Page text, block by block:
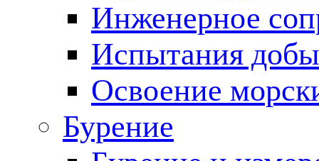
Инженерное
Испытания
Освоение
Бурение